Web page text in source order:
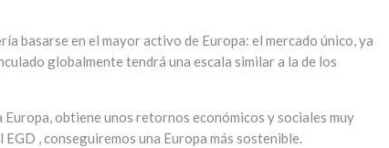
basarse en el mayor activo de Europa: el mercado único, ya
globalmente tendrá una escala similar a la de los
obtiene unos retornos económicos y sociales muy
, conseguiremos una Europa más sostenible.